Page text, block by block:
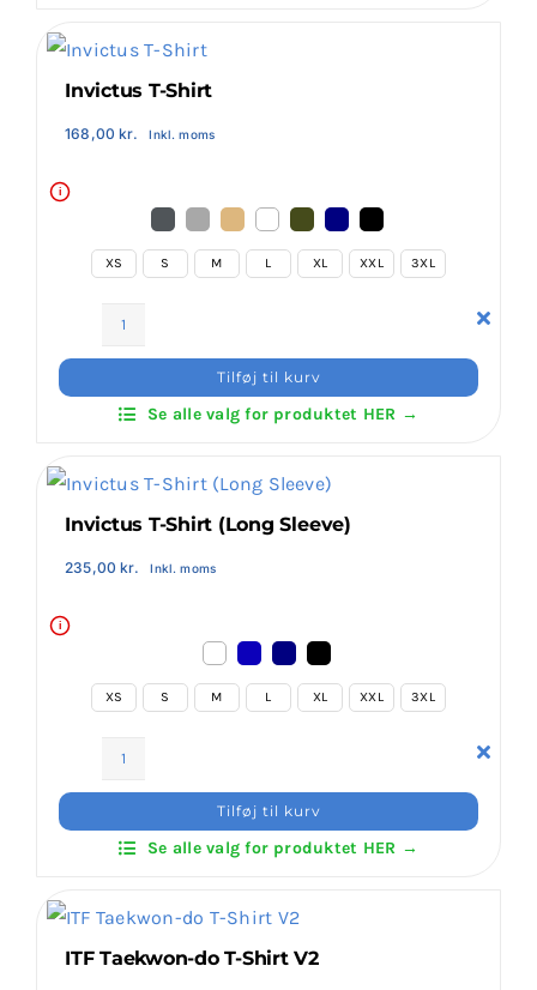
V1
Invictus T-Shirt
168,00kr. Inkl. moms
i
XS S M L XL XXL 3XL
Shirt
antal
Tilføj til kurv
Se alle valg for produktet HER →
Invictus T-Shirt (Long Sleeve)
235,00kr. Inkl. moms
i
XS S M L XL XXL 3XL
Shirt
(Long
antal
Tilføj til kurv
Se alle valg for produktet HER →
ITF Taekwon-do T-Shirt V2